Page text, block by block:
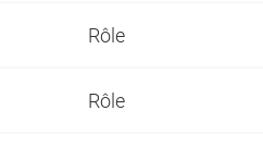
Rôle
Rôle